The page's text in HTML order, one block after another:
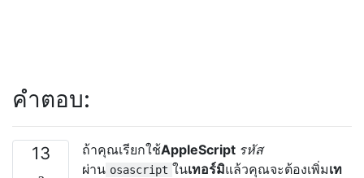
คำตอบ:
13 ถ้าคุณเรียกใช้AppleScript รหัส
ผ่าน osascript ในเทอร์มิแล้วคุณจะต้องเพิ่มเท